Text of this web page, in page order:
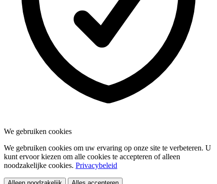
We gebruiken cookies
We gebruiken cookies om uw ervaring op onze site te verbeteren. U
kunt ervoor kiezen om alle cookies te accepteren of alleen
noodzakelijke cookies. Privacybeleid